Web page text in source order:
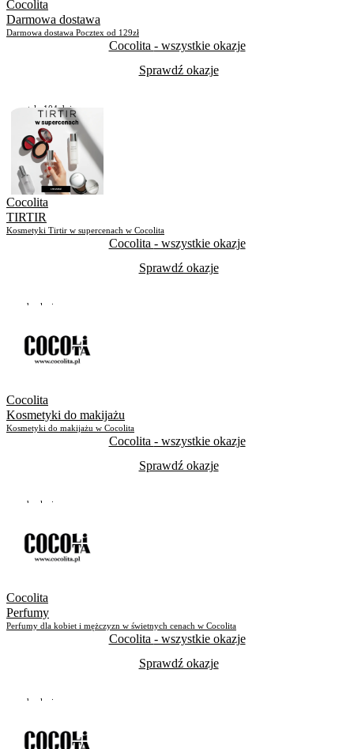
Cocolita
Darmowa dostawa
Darmowa dostawa Pocztex od 129zł
Cocolita - wszystkie okazje
Sprawdź okazje
Pozostało104 dni
Skorzystało112
Cocolita
TIRTIR
Kosmetyki Tirtir w supercenach w Cocolita
Cocolita - wszystkie okazje
Sprawdź okazje
Do odwołania
Skorzystało279
Cocolita
Kosmetyki do makijażu
Kosmetyki do makijażu w Cocolita
Cocolita - wszystkie okazje
Sprawdź okazje
Do odwołania
Skorzystało638
Cocolita
Perfumy
Perfumy dla kobiet i mężczyzn w świetnych cenach w Cocolita
Cocolita - wszystkie okazje
Sprawdź okazje
Do odwołania
Skorzystało524